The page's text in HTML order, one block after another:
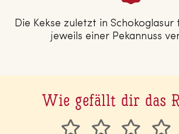
Die Kekse zuletzt in Schokoglasur
jeweils einer Pekannuss
Wie gefällt dir das